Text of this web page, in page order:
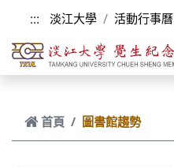
跳到主要內容
::: 淡江大學 活動行事曆
首頁 圖書館趨勢